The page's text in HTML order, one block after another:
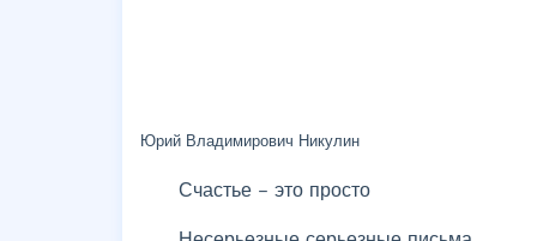
Юрий Владимирович Никулин
Счастье – это просто